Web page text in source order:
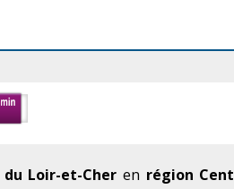
Loir-et-Cher en région